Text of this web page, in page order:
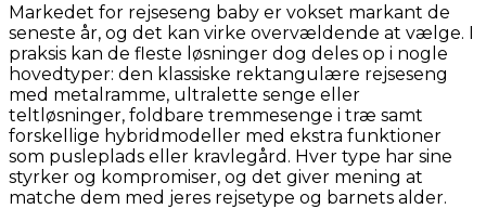
Markedet for rejseseng baby er vokset markant de
seneste år, og det kan virke overvældende at vælge. I
praksis kan de fleste løsninger dog deles op i nogle
hovedtyper: den klassiske rektangulære rejseseng
med metalramme, ultralette senge eller
teltløsninger, foldbare tremmesenge i træ samt
forskellige hybridmodeller med ekstra funktioner
som pusleplads eller kravlegård. Hver type har sine
styrker og kompromiser, og det giver mening at
matche dem med jeres rejsetype og barnets alder.